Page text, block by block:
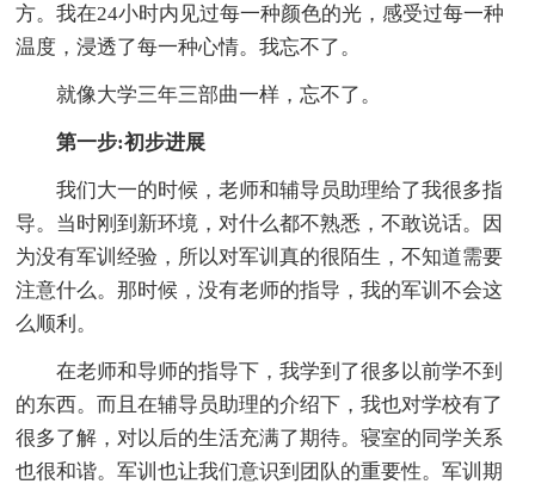
方。我在24小时内见过每一种颜色的光，感受过每一种
温度，浸透了每一种心情。我忘不了。
就像大学三年三部曲一样，忘不了。
第一步:初步进展
我们大一的时候，老师和辅导员助理给了我很多指
导。当时刚到新环境，对什么都不熟悉，不敢说话。因
为没有军训经验，所以对军训真的很陌生，不知道需要
注意什么。那时候，没有老师的指导，我的军训不会这
么顺利。
在老师和导师的指导下，我学到了很多以前学不到
的东西。而且在辅导员助理的介绍下，我也对学校有了
很多了解，对以后的生活充满了期待。寝室的同学关系
也很和谐。军训也让我们意识到团队的重要性。军训期